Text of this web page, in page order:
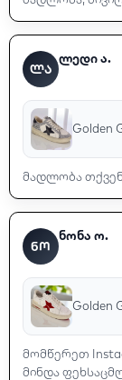
ᲚᲐ
ლედი ა.
Golden
მადლობა თქვენ
ᲜᲝ
ნონა ო.
Golden
მომწერეთ
მინდა